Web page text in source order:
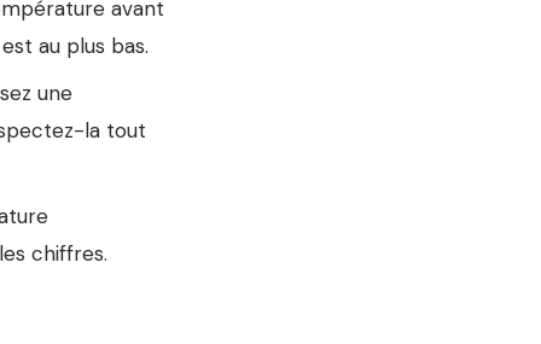
avant
au plus bas.
une
la tout
chiffres.